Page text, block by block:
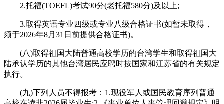
2.托福(TOEFL)考试90分(老托福580分)及以上;
3.取得英语专业四级或专业八级合格证书(如暂未取得，
须于2026年8月31日前提供合格证书)。
(八)取得祖国大陆普通高校学历的台湾学生和取得祖国大
陆承认学历的其他台湾居民应聘时按国家和江苏省的有关规定
执行。
(九)下列人员不得报考：1.现役军人或国民教育序列普通